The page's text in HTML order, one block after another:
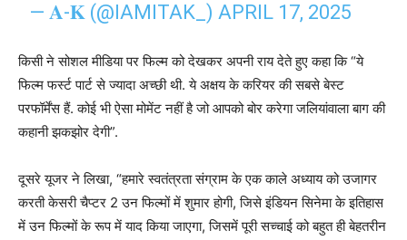
— 𝐀-𝐊 (@IAMITAK_)APRIL 17, 2025
किसी ने सोशल मीडिया पर फिल्म को देखकर अपनी राय देते हुए कहा कि “ये
फिल्म फर्स्ट पार्ट से ज्यादा अच्छी थी. ये अक्षय के करियर की सबसे बेस्ट
परफॉर्मेंस हैं. कोई भी ऐसा मोमेंट नहीं है जो आपको बोर करेगा जलियांवाला बाग की
कहानी झकझोर देगी”.
दूसरे यूजर ने लिखा, “हमारे स्वतंत्रता संग्राम के एक काले अध्याय को उजागर
करती केसरी चैप्टर 2 उन फिल्मों में शुमार होगी, जिसे इंडियन सिनेमा के इतिहास
में उन फिल्मों के रूप में याद किया जाएगा, जिसमें पूरी सच्चाई को बहुत ही बेहतरीन